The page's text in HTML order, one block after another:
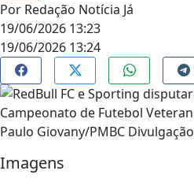
Por Redação Notícia Já
19/06/2026 13:23
19/06/2026 13:24
Paulo Giovany/PMBC Divulgação
Imagens